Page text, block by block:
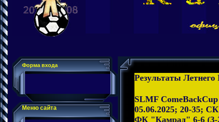
Форма входа
Меню сайта
Результаты Летнего
SLMF
05.06.2025; 20-35;
ФК "Камрад" 6-6 (3-